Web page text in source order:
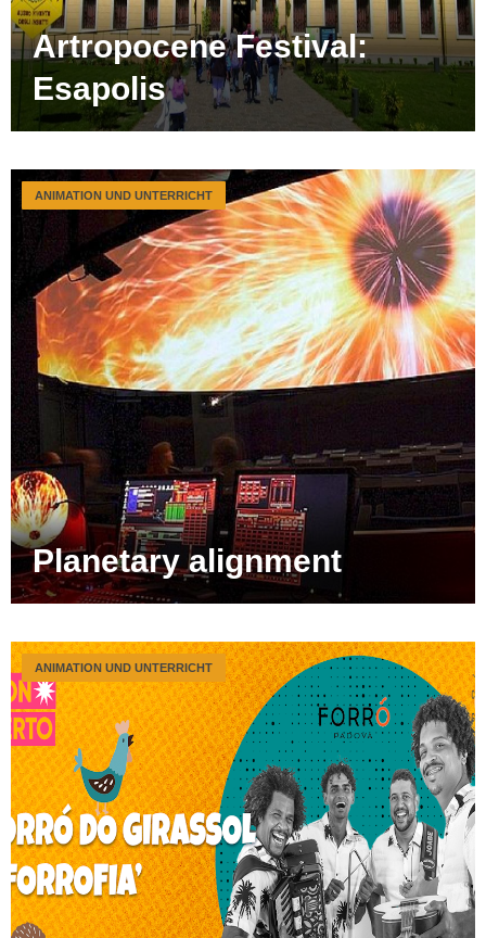
Artropocene Festival:
Esapolis
Planetary alignment
ANIMATION UND UNTERRICHT
ANIMATION UND UNTERRICHT